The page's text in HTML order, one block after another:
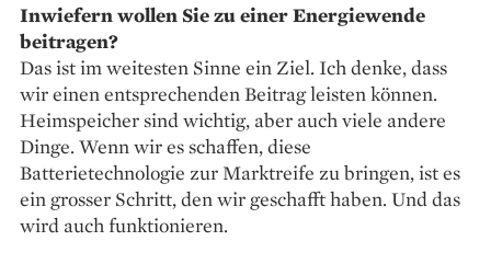
Inwiefern wollen Sie zu einer Energiewende
beitragen?
Das ist im weitesten Sinne ein Ziel. Ich denke, dass
wir einen entsprechenden Beitrag leisten können.
Heimspeicher sind wichtig, aber auch viele andere
Dinge. Wenn wir es schaffen, diese
Batterietechnologie zur Marktreife zu bringen, ist es
ein grosser Schritt, den wir geschafft haben. Und das
wird auch funktionieren.